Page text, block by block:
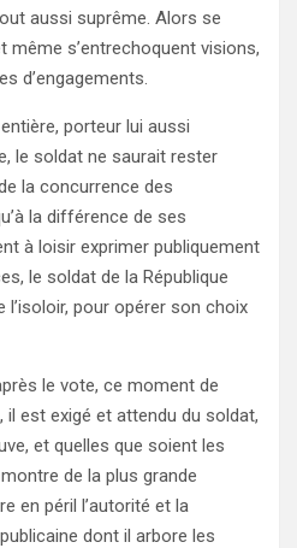
aussi suprême. Alors se
même s’entrechoquent visions,
d’engagements.
porteur lui aussi
le soldat ne saurait rester
la concurrence des
la différence de ses
à loisir exprimer publiquement
le soldat de la République
pour opérer son choix
le vote, ce moment de
est exigé et attendu du soldat,
et quelles que soient les
de la plus grande
en péril l’autorité et la
dont il arbore les